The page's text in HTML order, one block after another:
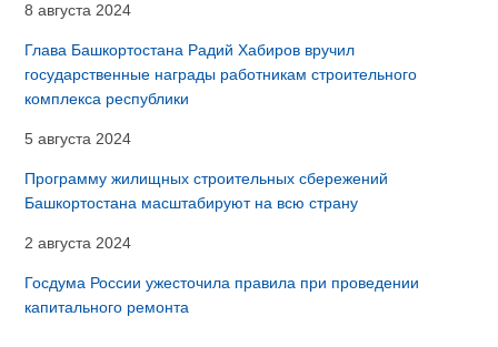
8 августа 2024
Глава Башкортостана Радий Хабиров вручил
государственные награды работникам строительного
комплекса республики
5 августа 2024
Программу жилищных строительных сбережений
Башкортостана масштабируют на всю страну
2 августа 2024
Госдума России ужесточила правила при проведении
капитального ремонта